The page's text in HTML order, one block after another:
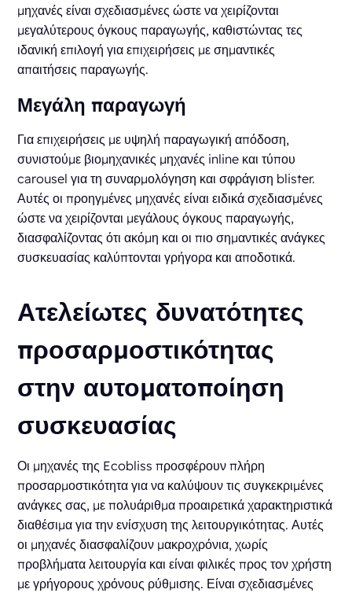
μηχανές είναι σχεδιασμένες ώστε να χειρίζονται
μεγαλύτερους όγκους παραγωγής, καθιστώντας τες
ιδανική επιλογή για επιχειρήσεις με σημαντικές
απαιτήσεις παραγωγής.
Μεγάλη παραγωγή
Για επιχειρήσεις με υψηλή παραγωγική απόδοση,
συνιστούμε βιομηχανικές μηχανές inline και τύπου
carousel για τη συναρμολόγηση και σφράγιση blister.
Αυτές οι προηγμένες μηχανές είναι ειδικά σχεδιασμένες
ώστε να χειρίζονται μεγάλους όγκους παραγωγής,
διασφαλίζοντας ότι ακόμη και οι πιο σημαντικές ανάγκες
συσκευασίας καλύπτονται γρήγορα και αποδοτικά.
Ατελείωτες δυνατότητες
προσαρμοστικότητας
στην αυτοματοποίηση
συσκευασίας
Οι μηχανές της Ecobliss προσφέρουν πλήρη
προσαρμοστικότητα για να καλύψουν τις συγκεκριμένες
ανάγκες σας, με πολυάριθμα προαιρετικά χαρακτηριστικά
διαθέσιμα για την ενίσχυση της λειτουργικότητας. Αυτές
οι μηχανές διασφαλίζουν μακροχρόνια, χωρίς
προβλήματα λειτουργία και είναι φιλικές προς τον χρήστη
με γρήγορους χρόνους ρύθμισης. Είναι σχεδιασμένες